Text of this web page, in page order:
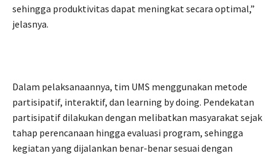
sehingga produktivitas dapat meningkat secara optimal,”
jelasnya.
Dalam pelaksanaannya, tim UMS menggunakan metode
partisipatif, interaktif, dan learning by doing. Pendekatan
partisipatif dilakukan dengan melibatkan masyarakat sejak
tahap perencanaan hingga evaluasi program, sehingga
kegiatan yang dijalankan benar-benar sesuai dengan